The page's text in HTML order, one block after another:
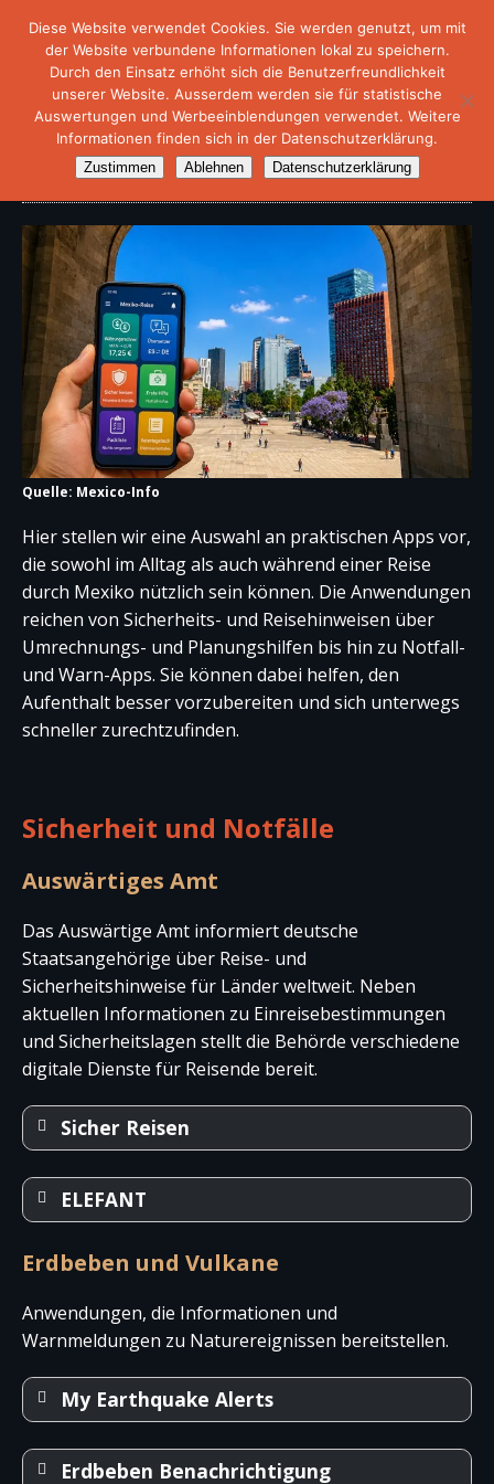
Apps – Reise- und Alltagshilfen
Quelle: Mexico-Info
Hier stellen wir eine Auswahl an praktischen Apps vor,
die sowohl im Alltag als auch während einer Reise
durch Mexiko nützlich sein können. Die Anwendungen
reichen von Sicherheits- und Reisehinweisen über
Umrechnungs- und Planungshilfen bis hin zu Notfall-
und Warn-Apps. Sie können dabei helfen, den
Aufenthalt besser vorzubereiten und sich unterwegs
schneller zurechtzufinden.
Sicherheit und Notfälle
Auswärtiges Amt
Das Auswärtige Amt informiert deutsche
Staatsangehörige über Reise- und
Sicherheitshinweise für Länder weltweit. Neben
aktuellen Informationen zu Einreisebestimmungen
und Sicherheitslagen stellt die Behörde verschiedene
digitale Dienste für Reisende bereit.
Sicher Reisen
Sicher Reisen ist die offizielle Reise-App des
deutschen Auswärtigen Amtes. Sie bietet aktuelle
Reise- und Sicherheitshinweise für zahlreiche
Länder weltweit, darunter auch Mexiko. Nutzer
ELEFANT
ELEFAND („Elektronische Erfassung von
Erdbeben und Vulkane
Anwendungen, die Informationen und
Warnmeldungen zu Naturereignissen bereitstellen.
My Earthquake Alerts
Erdbeben Benachrichtigung
Diese Website verwendet Cookies. Sie werden genutzt, um mit
der Website verbundene Informationen lokal zu speichern.
Durch den Einsatz erhöht sich die Benutzerfreundlichkeit
unserer Website. Ausserdem werden sie für statistische
Auswertungen und Werbeeinblendungen verwendet. Weitere
Informationen finden sich in der Datenschutzerklärung.
Zustimmen Ablehnen Datenschutzerklärung